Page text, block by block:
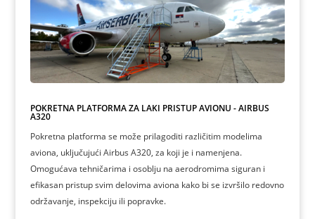
POKRETNA PLATFORMA ZA LAKI PRISTUP AVIONU - AIRBUS
A320
Pokretna platforma se može prilagoditi različitim modelima
aviona, uključujući Airbus A320, za koji je i namenjena.
Omogućava tehničarima i osoblju na aerodromima siguran i
efikasan pristup svim delovima aviona kako bi se izvršilo redovno
održavanje, inspekciju ili popravke.